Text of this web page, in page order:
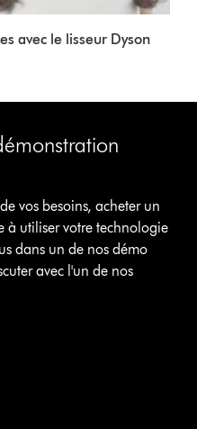
avec le lisseur Dyson
vos besoins, acheter un
à utiliser votre technologie
dans un de nos démo
avec l'un de nos